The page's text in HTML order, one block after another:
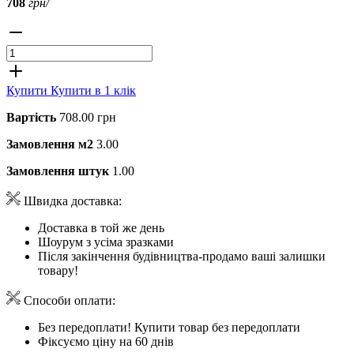
Купити Купити в 1 клік
Вартість 708.00 грн
Замовлення м2 3.00
Замовлення штук 1.00
Швидка доставка:
Доставка в той же день
Шоурум з усіма зразками
Після закінчення будівництва-продамо ваші залишки
товару!
Способи оплати:
Без передоплати! Купити товар без передоплати
Фіксуємо ціну на 60 днів